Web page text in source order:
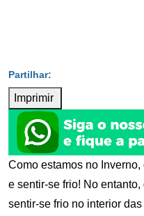
Imprimir
Como estamos no
e sentir-se frio! No
sentir-se frio no interior